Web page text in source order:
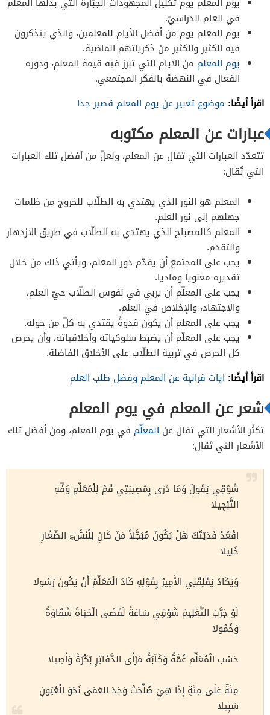
في العام الدراسيّ.
يوم المعلم يوم من أفضل الأيام للمعلمين، والذي يتذكرون
فيه الكثير والكثير من ذكرياتهم الماضية.
يوم المعلم من الأيام التي تبرز فيه قيمة المعلم، ودوره
الفعال في النهضة بالفكر المجتمعي.
اقرأ أيضًا: موضوع تعبير عن يوم المعلم قصير جدا
عبارات عن المعلم مكتوبه
تتعدّد العبارات التي تقال عن المعلم، ولعلّ من أفضل تلك العبارات
التي تُقال:
المعلم هو النور الذي يهتدي به الطلّاب للخروج من ظلمات
جهلهم إلى نور العلم.
المعلم كالمصباح الذي يهتدي به الطلّاب في طريق الازدهار
والتقدم.
يجب على المجتمع أن يقدّم دور المعلم، ويأتي ذلك من خلال
تقديره معنويا وماديا.
يجب على المعلّم أن يربي في نفوس الطلّاب حيّ العلم،
والاجتهاد، والإخلاص في العلم.
يجب على المعلم أن يكون قدوةً يقتدي به كلّ من حوله.
يجب على المعلّم أن يضبط سلوكياته وأخلاقياته، وأن يحرص
كل الحرص في تربية الطلّاب على الأخلاق الفاضلة.
اقرأ أيضًا: ايات قرانية عن المعلم وفضل طلب العلم
شعر عن المعلم في يوم المعلم
تكثُر الأشعار التي تقال عن المعلّم في يوم المعلم، ومن أفضل تلك
الأشعار التي تُقال:
شَوْقِي يَقُولُ وَمَا دَرَى بِمُصِيبَتِي قُمْ لِلْمُعَلِّمِ وَفِّهِ
التَّبْجِيلا
اقْعُدْ فَدَيْتُكَ هَلْ يَكُونُ مُبَجَّلاً مَنْ كَانِ لِلْنَشْءِ الصِّغَارِ
خَلِيلا
وَيَكَادُ يَفْلِقُنِي الأَمِيرُ بِقَوْلِهِ كَادَ الْمُعَلِّمُ أَنْ يَكُونَ رَسُولا
لَوْ جَرَّبَ التَّعْلِيمَ شَوْقِي سَاعَةً لَقَضَى الْحَيَاةَ شَقَاوَةً
وَخُمُولا
حَسْب الْمُعَلِّم غُمَّةً وَكَآبَةً مَرْأَى الدَّفَاتِرِ بُكْرَةً وَأَصِيلا
مِئَةٌ عَلَى مِئَةٍ إِذَا هِيَ صُلِّحَتْ وَجَدَ العَمَى نَحْوَ الْعُيُونِ
سَبِيلا